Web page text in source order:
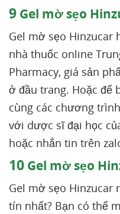
9 Gel mờ sẹo
Gel mờ sẹo Hinzucar
nhà thuốc online
Pharmacy, giá sản
ở đầu trang. Hoặc để
cùng các chương
với dược sĩ đại học
hoặc nhắn tin trên
10 Gel mờ sẹo
Gel mờ sẹo Hinzucar
tín nhất? Bạn có thể